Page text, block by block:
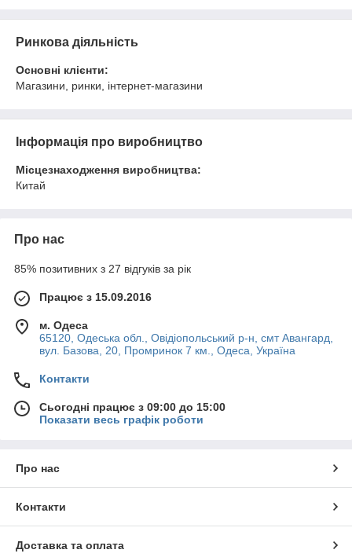
Ринкова діяльність
Основні клієнти:
Магазини, ринки, інтернет-магазини
Інформація про виробництво
Місцезнаходження виробництва:
Китай
Про нас
85% позитивних з 27 відгуків за рік
Працює з 15.09.2016
м. Одеса
65120, Одеська обл., Овідіопольський р-н, смт Авангард,
вул. Базова, 20, Промринок 7 км., Одеса, Україна
Контакти
Сьогодні працює з 09:00 до 15:00
Показати весь графік роботи
Про нас
Контакти
Доставка та оплата